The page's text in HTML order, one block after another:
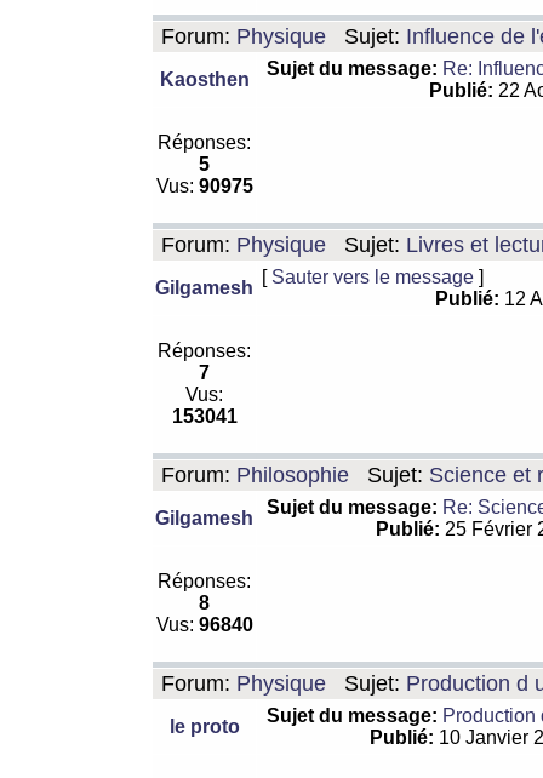
Forum: Physique Sujet: Influence de
Kaosthen
Sujet du message: Re:
Publié: 22
Réponses:
5
Vus: 90975
Forum: Physique Sujet: Livres et
Gilgamesh
[ Sauter vers le message ]
Publié: 12
Réponses:
7
Vus:
153041
Forum: Philosophie Sujet: Science et
Gilgamesh
Sujet du message: Re:
Publié: 25 Février
Réponses:
8
Vus: 96840
Forum: Physique Sujet: Production d
le proto
Sujet du message: Production
Publié: 10 Janvier